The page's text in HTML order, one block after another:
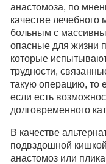
анастомоза, по
качестве
больным с
опасные для жизни
которые
трудности,
такую операцию, то
если есть
долговременного
В качестве
подвздошной
анастомоз или